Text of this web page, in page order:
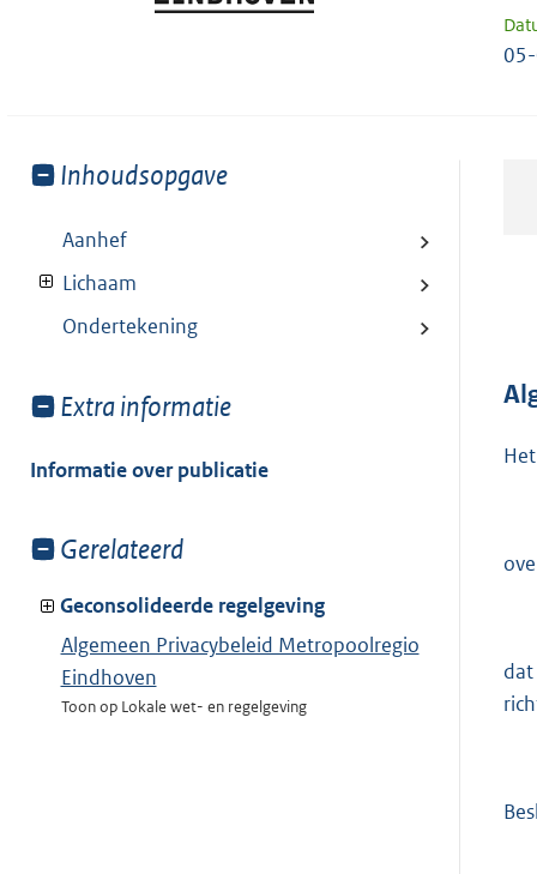
Toon
van:
Inhoudsopgave
Aanhef
Lichaam
Ondertekening
Toon
van:
Extra informatie
Informatie over publicatie
Toon
van:
Gerelateerd
Geconsolideerde regelgeving
Algemeen Privacybeleid Metropoolregio
Eindhoven
Toon op Lokale wet- en regelgeving